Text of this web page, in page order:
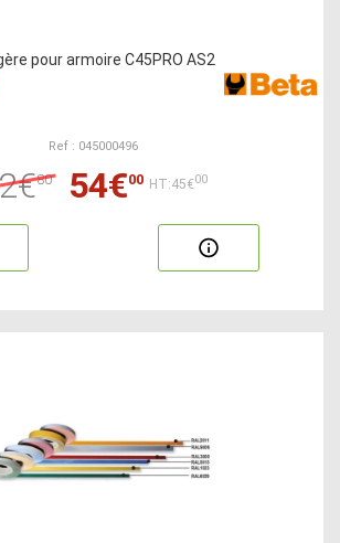
pour armoire C45PRO AS2
Ref : 045000496
80 54€00 HT:45€00